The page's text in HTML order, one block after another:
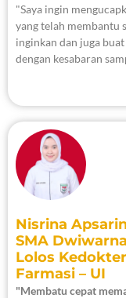
"Saya ingin
yang telah membantu
inginkan dan juga
dengan kesabaran
Nisrina
SMA
Lolos
Farmasi – UI
"Membatu cepat